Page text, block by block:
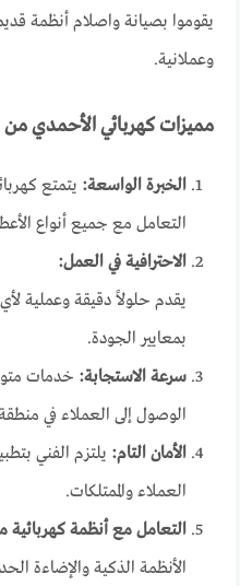
يقوموا بصيانة واصلام أنظمة
وعملانية.
مميزات كهربائي الأحمدي
الخبرة الواسعة: يتمتع
التعامل مع جميع أنواع
الاحترافية في العمل:
يقدم حلولاً دقيقة وعملية
بمعايير الجودة.
سرعة الاستجابة: خدمات
الوصول إلى العملاء في
الأمان التام: يلتزم الفني
العملاء والممتلكات.
التعامل مع أنظمة كهربائية
الأنظمة الذكية والإضاءة